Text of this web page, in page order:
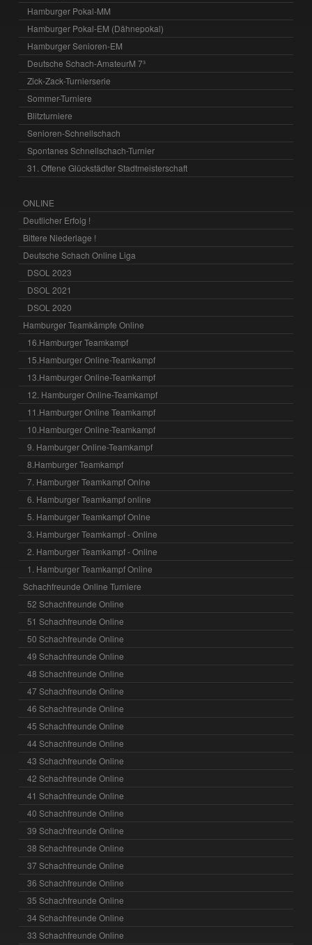
Hamburger Pokal-MM
Hamburger Pokal-EM (Dähnepokal)
Hamburger Senioren-EM
Deutsche Schach-AmateurM 7³
Zick-Zack-Turnierserie
Sommer-Turniere
Blitzturniere
Senioren-Schnellschach
Spontanes Schnellschach-Turnier
31. Offene Glückstädter Stadtmeisterschaft
ONLINE
Deutlicher Erfolg !
Bittere Niederlage !
Deutsche Schach Online Liga
DSOL 2023
DSOL 2021
DSOL 2020
Hamburger Teamkämpfe Online
16.Hamburger Teamkampf
15.Hamburger Online-Teamkampf
13.Hamburger Online-Teamkampf
12. Hamburger Online-Teamkampf
11.Hamburger Online Teamkampf
10.Hamburger Online-Teamkampf
9. Hamburger Online-Teamkampf
8.Hamburger Teamkampf
7. Hamburger Teamkampf Onlne
6. Hamburger Teamkampf online
5. Hamburger Teamkampf Onlne
3. Hamburger Teamkampf - Online
2. Hamburger Teamkampf - Online
1. Hamburger Teamkampf Online
Schachfreunde Online Turniere
52 Schachfreunde Online
51 Schachfreunde Online
50 Schachfreunde Online
49 Schachfreunde Online
48 Schachfreunde Online
47 Schachfreunde Online
46 Schachfreunde Online
45 Schachfreunde Online
44 Schachfreunde Online
43 Schachfreunde Online
42 Schachfreunde Online
41 Schachfreunde Online
40 Schachfreunde Online
39 Schachfreunde Online
38 Schachfreunde Online
37 Schachfreunde Online
36 Schachfreunde Online
35 Schachfreunde Online
34 Schachfreunde Online
33 Schachfreunde Online